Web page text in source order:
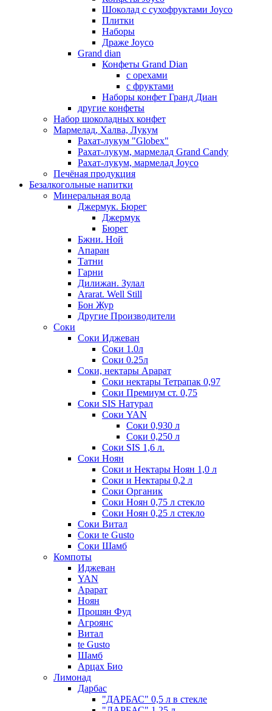
Шоколад с сухофруктами Joyco
Плитки
Наборы
Драже Joyco
Grand dian
Конфеты Grand Dian
с орехами
с фруктами
Наборы конфет Гранд Диан
другие конфеты
Набор шоколадных конфет
Мармелад, Халва, Лукум
Рахат-лукум "Globex"
Рахат-лукум, мармелад Grand Candy
Рахат-лукум, мармелад Joyco
Печёная продукция
Безалкогольные напитки
Минеральная вода
Джермук. Бюрег
Джермук
Бюрег
Бжни. Ной
Апаран
Татни
Гарни
Дилижан. Зулал
Ararat. Well Still
Бон Жур
Другие Производители
Соки
Соки Иджеван
Соки 1.0л
Соки 0.25л
Соки, нектары Арарат
Соки нектары Тетрапак 0,97
Соки Премиум ст. 0,75
Соки SIS Натурал
Соки YAN
Соки 0,930 л
Соки 0,250 л
Соки SIS 1,6 л.
Соки Ноян
Соки и Нектары Ноян 1,0 л
Соки и Нектары 0,2 л
Соки Органик
Соки Ноян 0,75 л стекло
Соки Ноян 0,25 л стекло
Соки Витал
Соки te Gusto
Соки Шамб
Компоты
Иджеван
YAN
Арарат
Ноян
Прошян Фуд
Агроянс
Витал
te Gusto
Шамб
Арцах Био
Лимонад
Дарбас
"ДАРБАС" 0,5 л в стекле